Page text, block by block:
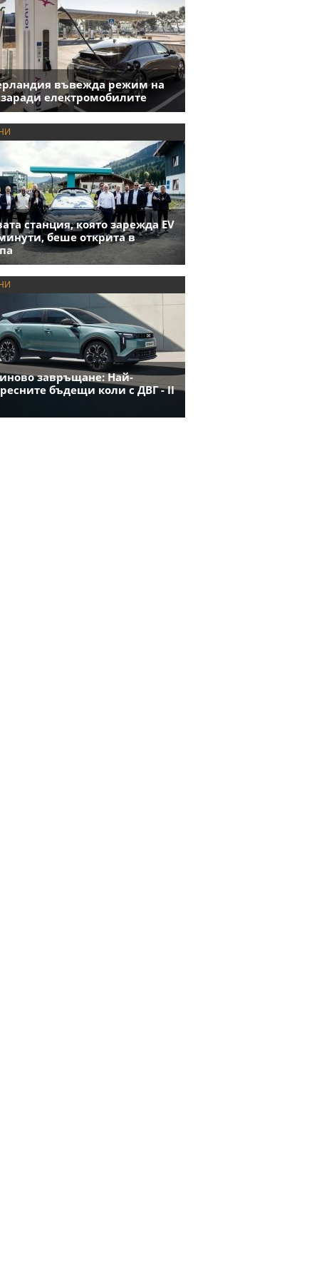
въвежда режим на
заради електромобилите
станция, която зарежда EV
беше открита в
завръщане: Най-
бъдещи коли с ДВГ - II